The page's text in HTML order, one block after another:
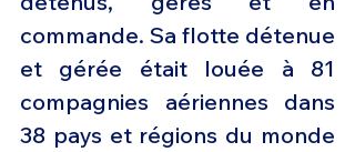
commande. Sa flotte détenue
et gérée était louée à 81
compagnies aériennes dans
38 pays et régions du monde